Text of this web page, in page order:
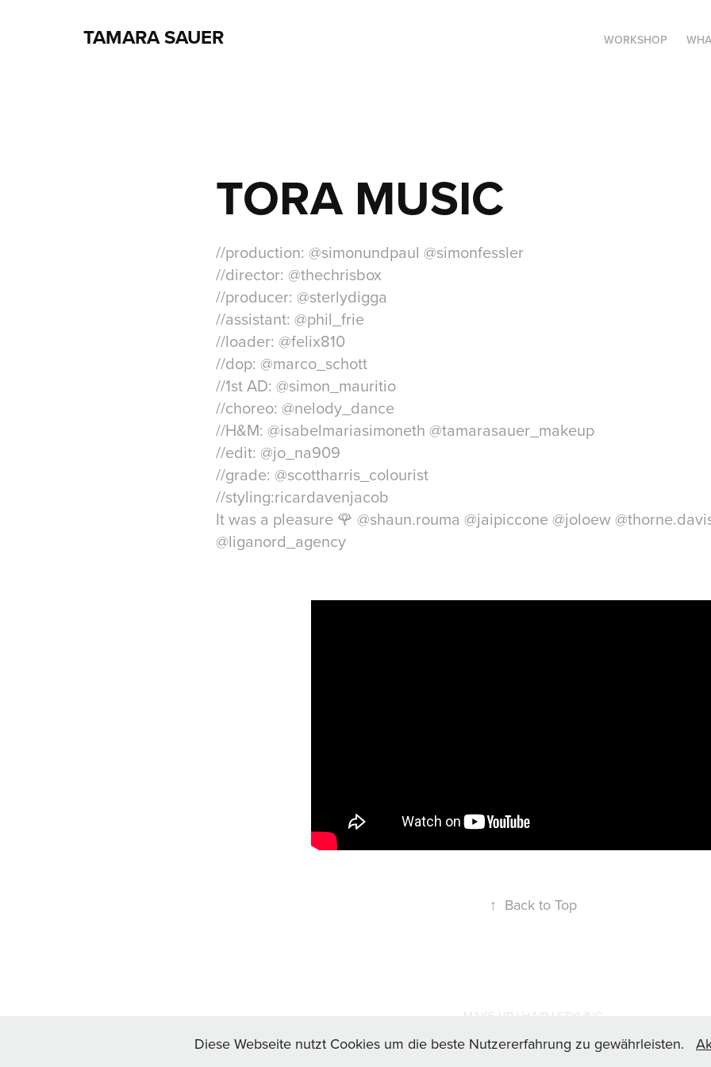
TAMARA SAUER WORKSHOP
TORA MUSIC
//production: @simonundpaul @simonfessler
//director: @thechrisbox
//producer: @sterlydigga
//assistant: @phil_frie
//loader: @felix810
//dop: @marco_schott
//1st AD: @simon_mauritio
//choreo: @nelody_dance
//H&M: @isabelmariasimoneth @tamarasauer_makeup
//edit: @jo_na909
//grade: @scottharris_colourist
//styling:ricardavenjacob
It was a pleasure 🌹 @shaun.rouma @jaipiccone @joloew
@liganord_agency
↑ Back to Top
MAKE-UP I HAIR I STYLING
Diese Webseite nutzt Cookies um die beste Nutzererfahrung zu gewährleisten.